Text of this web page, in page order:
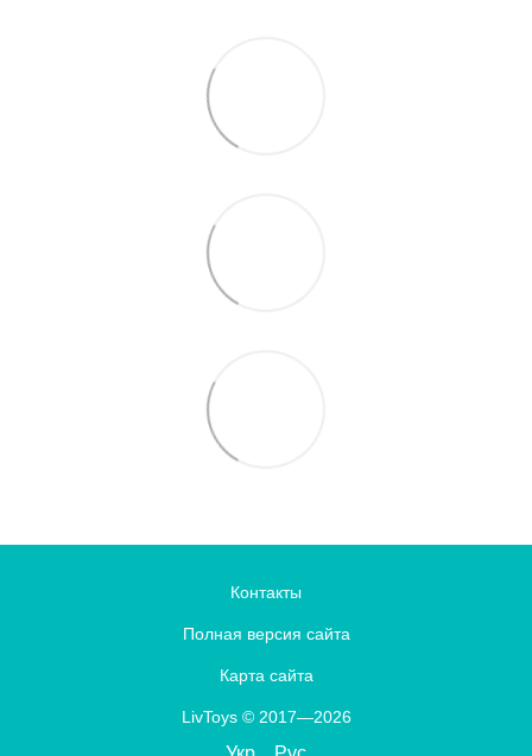
Контакты
Полная версия сайта
Карта сайта
LivToys © 2017—2026